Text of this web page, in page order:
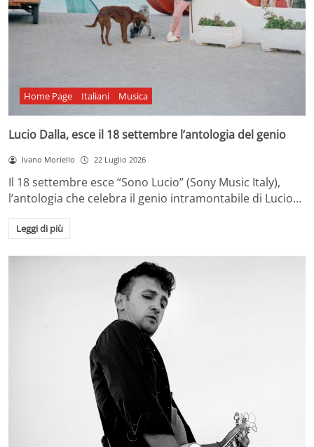
Home Page Italiani Musica
Lucio Dalla, esce il 18 settembre l’antologia del genio
Ivano Moriello 22 Luglio 2026
Il 18 settembre esce “Sono Lucio” (Sony Music Italy),
l’antologia che celebra il genio intramontabile di Lucio…
Leggi di più